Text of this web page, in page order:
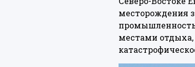
месторождения
местами отдыха,